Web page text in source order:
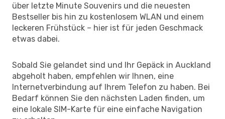
über letzte Minute Souvenirs und die neuesten
Bestseller bis hin zu kostenlosem WLAN und einem
leckeren Frühstück – hier ist für jeden Geschmack
etwas dabei.
Sobald Sie gelandet sind und Ihr Gepäck in Auckland
abgeholt haben, empfehlen wir Ihnen, eine
Internetverbindung auf Ihrem Telefon zu haben. Bei
Bedarf können Sie den nächsten Laden finden, um
eine lokale SIM-Karte für eine einfache Navigation